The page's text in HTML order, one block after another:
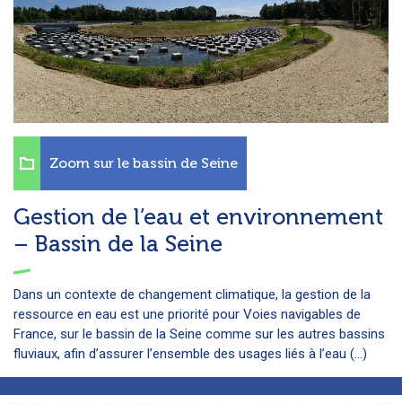
Gestion de l’eau et environnement
– Bassin de la Seine
Dans un contexte de changement climatique, la gestion de la
ressource en eau est une priorité pour Voies navigables de
France, sur le bassin de la Seine comme sur les autres bassins
fluviaux, afin d’assurer l’ensemble des usages liés à l’eau (...)
Zoom sur le bassin de Seine